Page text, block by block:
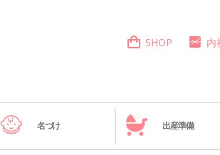
SHOP 内
名づけ 出産準備